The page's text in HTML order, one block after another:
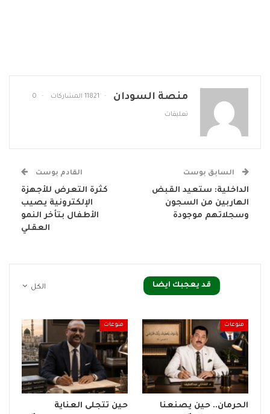
منصة السودان 11821 المشاركات 0
تعليقات
السابق بوست
الداخلية: ستعيد القبض
الهاربين من السجون
وسجلاتهم موجودة
القادم بوست
كثرة التعرض للأجهزة
الإلكترونية يصيب
الأطفال بتأخر النمو
العقلي
الكل قد يعجبك ايضا
منوعات
الحرمان.. حين يصنعنا
منوعات
حين تتجلى العناية